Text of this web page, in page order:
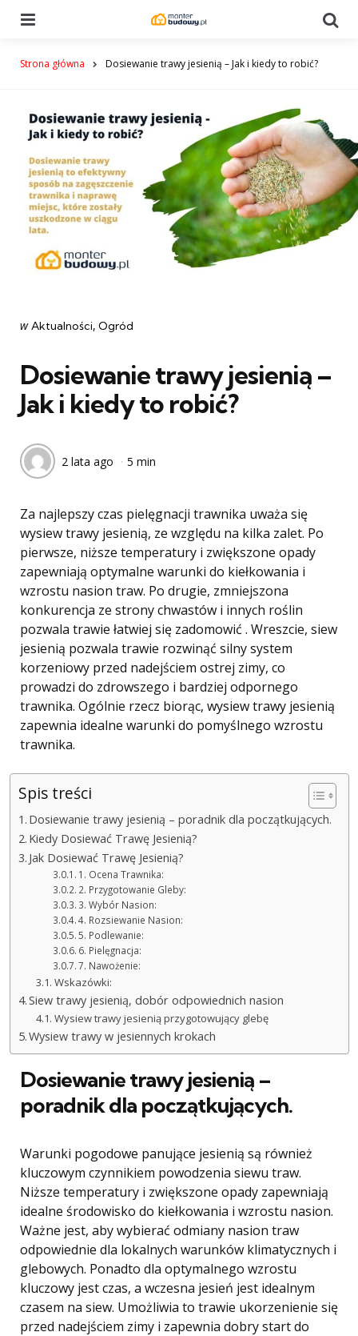
Strona główna Dosiewanie trawy jesienią – Jak i kiedy to robić?
Categories
post
w Aktualności Ogród
Dosiewanie trawy jesienią –
Jak i kiedy to robić?
2 lata ago 5 min
Za najlepszy czas pielęgnacji trawnika uważa się
wysiew trawy jesienią, ze względu na kilka zalet. Po
pierwsze, niższe temperatury i zwiększone opady
zapewniają optymalne warunki do kiełkowania i
wzrostu nasion traw. Po drugie, zmniejszona
konkurencja ze strony chwastów i innych roślin
pozwala trawie łatwiej się zadomowić . Wreszcie, siew
jesienią pozwala trawie rozwinąć silny system
korzeniowy przed nadejściem ostrej zimy, co
prowadzi do zdrowszego i bardziej odpornego
trawnika. Ogólnie rzecz biorąc, wysiew trawy jesienią
zapewnia idealne warunki do pomyślnego wzrostu
trawnika.
Spis treści
Dosiewanie trawy jesienią – poradnik dla początkujących.
Kiedy Dosiewać Trawę Jesienią?
Jak Dosiewać Trawę Jesienią?
1. Ocena Trawnika:
2. Przygotowanie Gleby:
3. Wybór Nasion:
4. Rozsiewanie Nasion:
5. Podlewanie:
6. Pielęgnacja:
7. Nawożenie:
Wskazówki:
Siew trawy jesienią, dobór odpowiednich nasion
Wysiew trawy jesienią przygotowujący glebę
Wysiew trawy w jesiennych krokach
Dosiewanie trawy jesienią –
poradnik dla początkujących.
Warunki pogodowe panujące jesienią są również
kluczowym czynnikiem powodzenia siewu traw.
Niższe temperatury i zwiększone opady zapewniają
idealne środowisko do kiełkowania i wzrostu nasion.
Ważne jest, aby wybierać odmiany nasion traw
odpowiednie dla lokalnych warunków klimatycznych i
glebowych. Ponadto dla optymalnego wzrostu
kluczowy jest czas, a wczesna jesień jest idealnym
czasem na siew. Umożliwia to trawie ukorzenienie się
przed nadejściem zimy i zapewnia dobry start do